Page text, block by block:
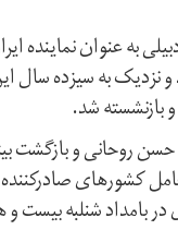
به سیزده سال
رسیدن حسن روحانی و
کشورهای
در بامداد شنلبه